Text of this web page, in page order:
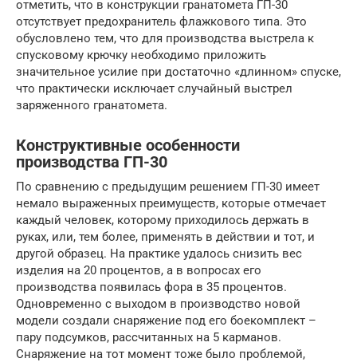
отметить, что в конструкции гранатомета ГП-30
отсутствует предохранитель флажкового типа. Это
обусловлено тем, что для производства выстрела к
спусковому крючку необходимо приложить
значительное усилие при достаточно «длинном» спуске,
что практически исключает случайный выстрел
заряженного гранатомета.
Конструктивные особенности
производства ГП-30
По сравнению с предыдущим решением ГП-30 имеет
немало выраженных преимуществ, которые отмечает
каждый человек, которому приходилось держать в
руках, или, тем более, применять в действии и тот, и
другой образец. На практике удалось снизить вес
изделия на 20 процентов, а в вопросах его
производства появилась фора в 35 процентов.
Одновременно с выходом в производство новой
модели создали снаряжение под его боекомплект –
пару подсумков, рассчитанных на 5 карманов.
Снаряжение на тот момент тоже было проблемой,